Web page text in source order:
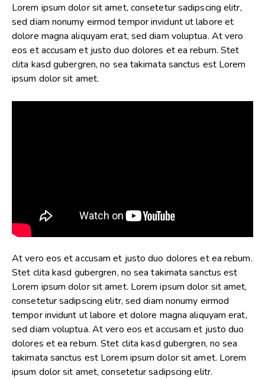
Lorem ipsum dolor sit amet, consetetur sadipscing elitr,
sed diam nonumy eirmod tempor invidunt ut labore et
dolore magna aliquyam erat, sed diam voluptua. At vero
eos et accusam et justo duo dolores et ea rebum. Stet
clita kasd gubergren, no sea takimata sanctus est Lorem
ipsum dolor sit amet.
At vero eos et accusam et justo duo dolores et ea rebum.
Stet clita kasd gubergren, no sea takimata sanctus est
Lorem ipsum dolor sit amet. Lorem ipsum dolor sit amet,
consetetur sadipscing elitr, sed diam nonumy eirmod
tempor invidunt ut labore et dolore magna aliquyam erat,
sed diam voluptua. At vero eos et accusam et justo duo
dolores et ea rebum. Stet clita kasd gubergren, no sea
takimata sanctus est Lorem ipsum dolor sit amet. Lorem
ipsum dolor sit amet, consetetur sadipscing elitr.